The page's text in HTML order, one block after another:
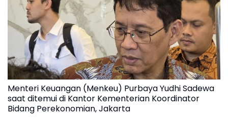
Menteri Keuangan (Menkeu) Purbaya Yudhi Sadewa
saat ditemui di Kantor Kementerian Koordinator
Bidang Perekonomian, Jakarta